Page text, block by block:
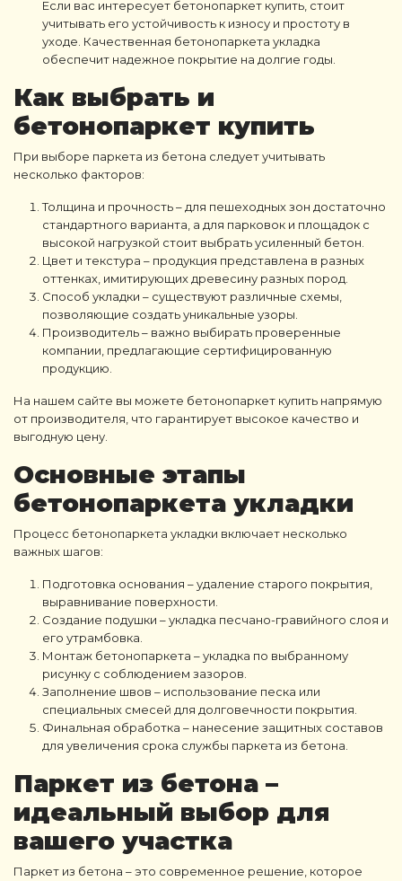
Если вас интересует бетонопаркет купить, стоит
учитывать его устойчивость к износу и простоту в
уходе. Качественная бетонопаркета укладка
обеспечит надежное покрытие на долгие годы.
Как выбрать и
бетонопаркет купить
При выборе паркета из бетона следует учитывать
несколько факторов:
Толщина и прочность – для пешеходных зон достаточно
стандартного варианта, а для парковок и площадок с
высокой нагрузкой стоит выбрать усиленный бетон.
Цвет и текстура – продукция представлена в разных
оттенках, имитирующих древесину разных пород.
Способ укладки – существуют различные схемы,
позволяющие создать уникальные узоры.
Производитель – важно выбирать проверенные
компании, предлагающие сертифицированную
продукцию.
На нашем сайте вы можете бетонопаркет купить напрямую
от производителя, что гарантирует высокое качество и
выгодную цену.
Основные этапы
бетонопаркета укладки
Процесс бетонопаркета укладки включает несколько
важных шагов:
Подготовка основания – удаление старого покрытия,
выравнивание поверхности.
Создание подушки – укладка песчано-гравийного слоя и
его утрамбовка.
Монтаж бетонопаркета – укладка по выбранному
рисунку с соблюдением зазоров.
Заполнение швов – использование песка или
специальных смесей для долговечности покрытия.
Финальная обработка – нанесение защитных составов
для увеличения срока службы паркета из бетона.
Паркет из бетона –
идеальный выбор для
вашего участка
Паркет из бетона – это современное решение, которое